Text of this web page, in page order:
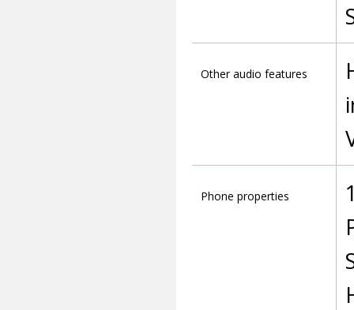
Other audio features
Phone properties